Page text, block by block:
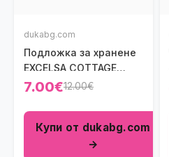
dukabg.com
Подложка за хранене
EXCELSA COTTAGE
48х33 см., бежов
7.00€12.00€
Купи от dukabg.com
→